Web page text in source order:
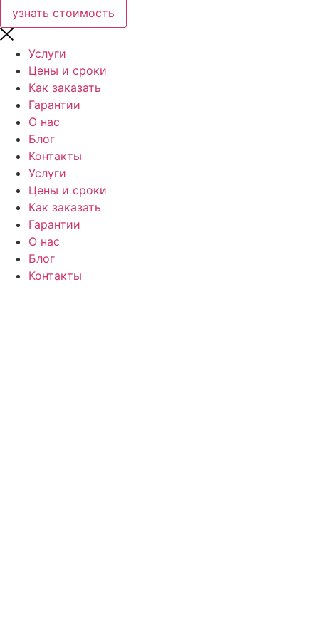
узнать стоимость
Услуги
Цены и сроки
Как заказать
Гарантии
О нас
Блог
Контакты
Услуги
Цены и сроки
Как заказать
Гарантии
О нас
Блог
Контакты